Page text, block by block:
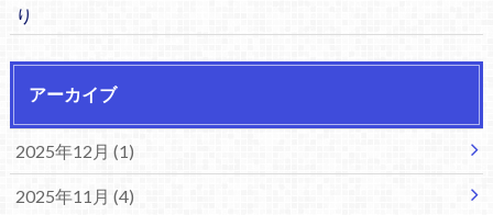
り
アーカイブ
2025年12月 (1)
2025年11月 (4)